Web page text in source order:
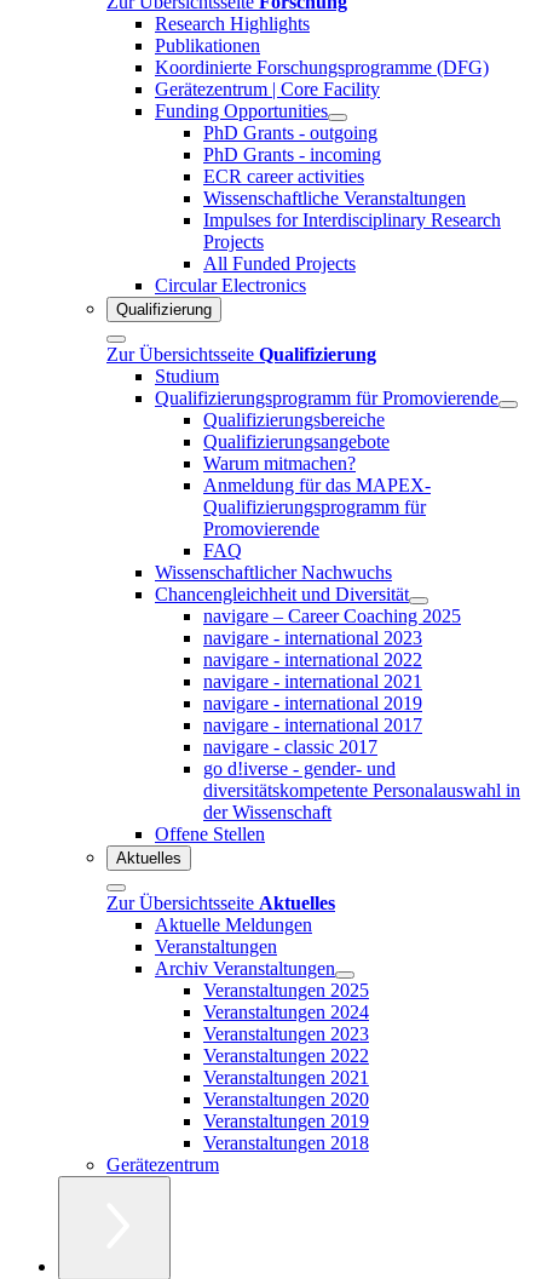
Research Highlights
Publikationen
Koordinierte Forschungsprogramme (DFG)
Gerätezentrum | Core Facility
Funding Opportunities
PhD Grants - outgoing
PhD Grants - incoming
ECR career activities
Wissenschaftliche Veranstaltungen
Impulses for Interdisciplinary Research
Projects
All Funded Projects
Circular Electronics
Qualifizierung
Zur Übersichtsseite Qualifizierung
Studium
Qualifizierungsprogramm für Promovierende
Qualifizierungsbereiche
Qualifizierungsangebote
Warum mitmachen?
Anmeldung für das MAPEX-
Qualifizierungsprogramm für
Promovierende
FAQ
Wissenschaftlicher Nachwuchs
Chancengleichheit und Diversität
navigare – Career Coaching 2025
navigare - international 2023
navigare - international 2022
navigare - international 2021
navigare - international 2019
navigare - international 2017
navigare - classic 2017
go d!iverse - gender- und
diversitätskompetente Personalauswahl in
der Wissenschaft
Offene Stellen
Aktuelles
Zur Übersichtsseite Aktuelles
Aktuelle Meldungen
Veranstaltungen
Archiv Veranstaltungen
Veranstaltungen 2025
Veranstaltungen 2024
Veranstaltungen 2023
Veranstaltungen 2022
Veranstaltungen 2021
Veranstaltungen 2020
Veranstaltungen 2019
Veranstaltungen 2018
Gerätezentrum